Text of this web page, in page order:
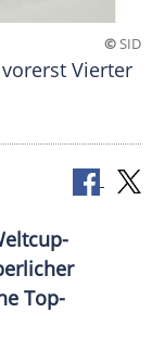
©SID
Vierter
Top-